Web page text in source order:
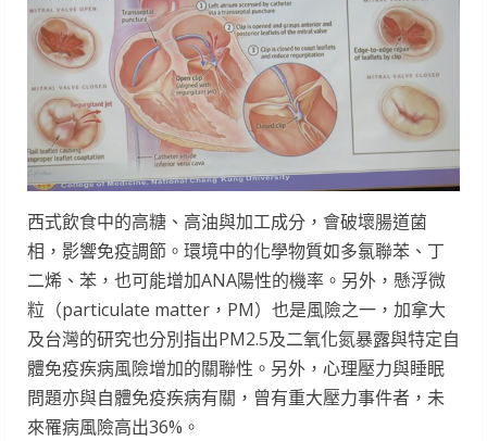
西式飲食中的高糖、高油與加工成分，會破壞腸道菌
相，影響免疫調節。環境中的化學物質如多氯聯苯、丁
二烯、苯，也可能增加ANA陽性的機率。另外，懸浮微
粒（particulate matter，PM）也是風險之一，加拿大
及台灣的研究也分別指出PM2.5及二氧化氮暴露與特定自
體免疫疾病風險增加的關聯性。另外，心理壓力與睡眠
問題亦與自體免疫疾病有關，曾有重大壓力事件者，未
來罹病風險高出36%。